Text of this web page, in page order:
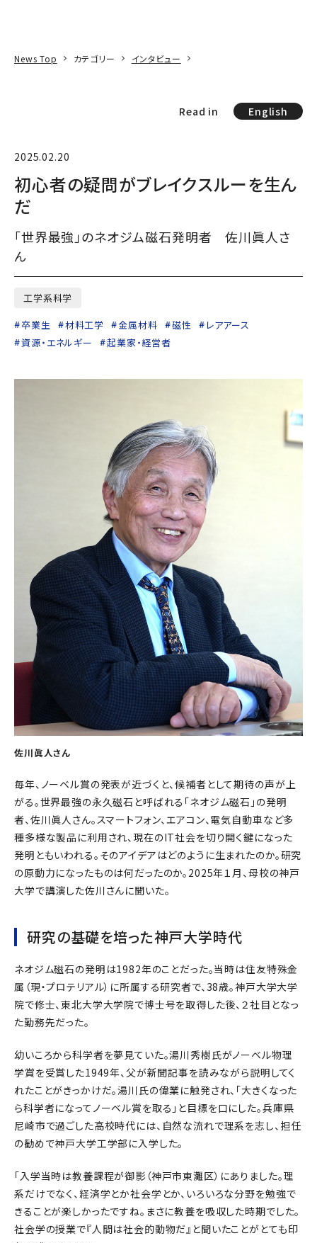
News Top カテゴリー インタビュー
Read in English
2025.02.20
初心者の疑問がブレイクスルーを生ん
だ
「世界最強」のネオジム磁石発明者 佐川眞人さ
ん
工学系科学
卒業生
材料工学 金属材料 磁性
レアアース
資源・エネルギー
起業家・経営者
佐川眞人さん
毎年、ノーベル賞の発表が近づくと、候補者として期待の声が上
がる。世界最強の永久磁石と呼ばれる「ネオジム磁石」の発明
者、佐川眞人さん。スマートフォン、エアコン、電気自動車など多
種多様な製品に利用され、現在のIT社会を切り開く鍵になった
発明ともいわれる。そのアイデアはどのように生まれたのか。研究
の原動力になったものは何だったのか。2025年１月、母校の神戸
大学で講演した佐川さんに聞いた。
研究の基礎を培った神戸大学時代
ネオジム磁石の発明は1982年のことだった。当時は住友特殊金
属（現・プロテリアル）に所属する研究者で、38歳。神戸大学大学
院で修士、東北大学大学院で博士号を取得した後、２社目となっ
た勤務先だった。
幼いころから科学者を夢見ていた。湯川秀樹氏がノーベル物理
学賞を受賞した1949年、父が新聞記事を読みながら説明してく
れたことがきっかけだ。湯川氏の偉業に触発され、「大きくなった
ら科学者になってノーベル賞を取る」と目標を口にした。兵庫県
尼崎市で過ごした高校時代には、自然な流れで理系を志し、担任
の勧めで神戸大学工学部に入学した。
「入学当時は教養課程が御影（神戸市東灘区）にありました。理
系だけでなく、経済学とか社会学とか、いろいろな分野を勉強で
きることが楽しかったですね。まさに教養を吸収した時期でした。
社会学の授業で『人間は社会的動物だ』と聞いたことがとても印